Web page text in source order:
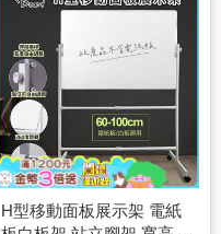
H型移動面板展示架 電紙